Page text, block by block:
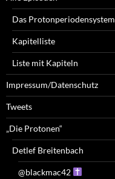
Das Protonperiodensystem
Kapitelliste
Liste mit Kapiteln
Impressum/Datenschutz
Tweets
„Die Protonen“
Detlef Breitenbach
@blackmac42